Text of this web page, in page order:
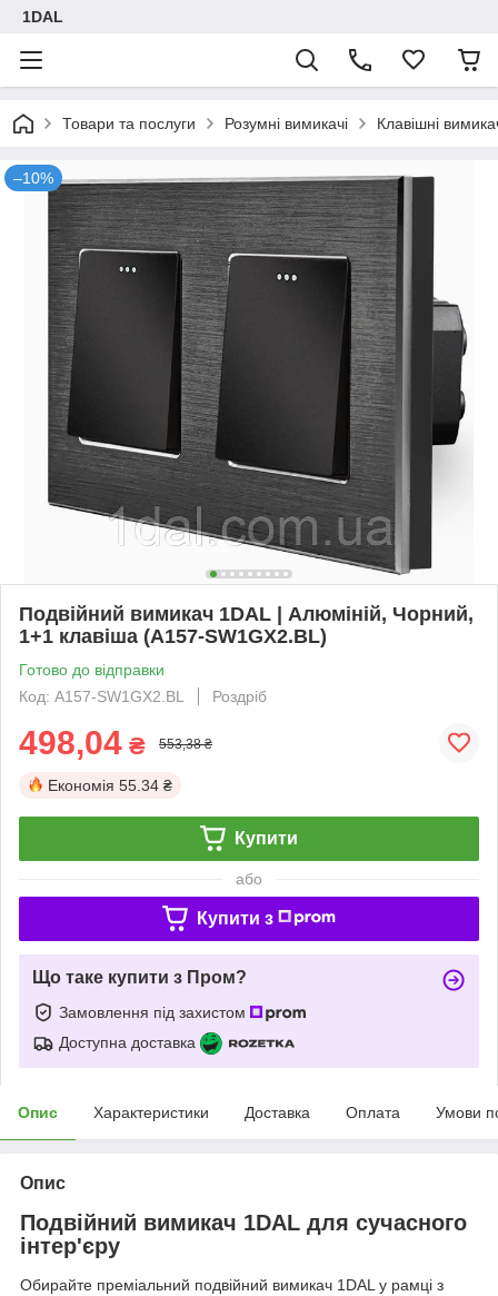
1DAL
Товари та послуги Розумні вимикачі Клавішні
–10%
Подвійний вимикач 1DAL | Алюміній, Чорний,
1+1 клавіша (A157-SW1GX2.BL)
Готово до відправки
Код: A157-SW1GX2.BL
Роздріб
498,04 ₴ 553,38 ₴
Економія 55.34 ₴
Купити
або
Купити з
Що таке купити з Пром?
Замовлення під захистом
Доступна доставка
Опис Характеристики Доставка Оплата Умови
Опис
Подвійний вимикач 1DAL для сучасного
інтер'єру
Обирайте преміальний подвійний вимикач 1DAL у рамці з